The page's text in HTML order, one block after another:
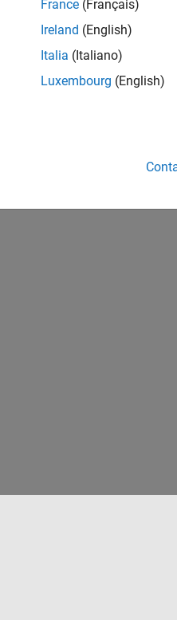
France (Français)
Ireland (English)
Italia (Italiano)
Luxembourg (English)